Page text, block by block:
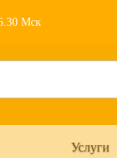
Мск
Услуги